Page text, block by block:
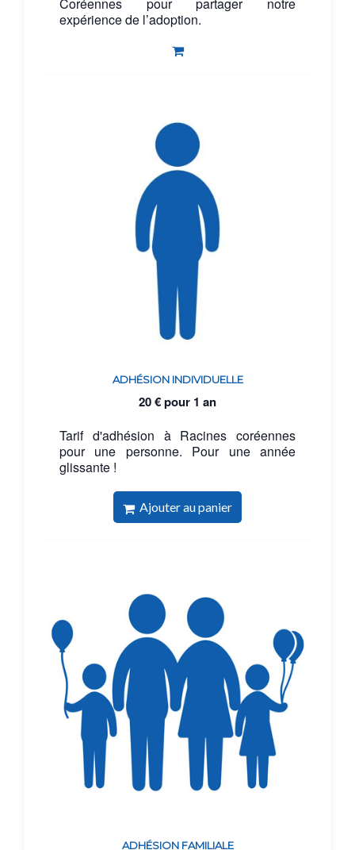
expérience de l’adoption.
ADHÉSION INDIVIDUELLE
20€pour 1 an
Tarif d'adhésion à Racines coréennes
pour une personne. Pour une année
glissante !
Ajouter au panier
ADHÉSION FAMILIALE